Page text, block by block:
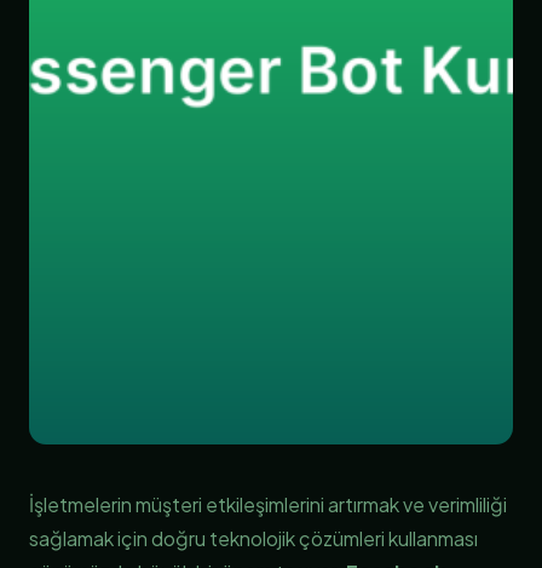
İşletmelerin müşteri etkileşimlerini artırmak ve verimliliği
sağlamak için doğru teknolojik çözümleri kullanması